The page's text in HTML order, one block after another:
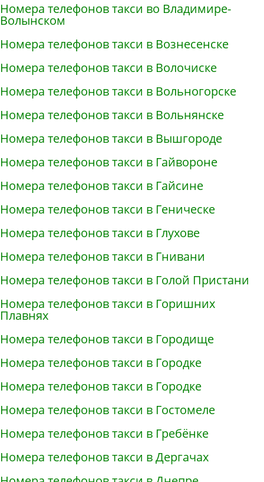
Номера телефонов такси во Владимире-
Волынском
Номера телефонов такси в Вознесенске
Номера телефонов такси в Волочиске
Номера телефонов такси в Вольногорске
Номера телефонов такси в Вольнянске
Номера телефонов такси в Вышгороде
Номера телефонов такси в Гайвороне
Номера телефонов такси в Гайсине
Номера телефонов такси в Геническе
Номера телефонов такси в Глухове
Номера телефонов такси в Гнивани
Номера телефонов такси в Голой Пристани
Номера телефонов такси в Горишних
Плавнях
Номера телефонов такси в Городище
Номера телефонов такси в Городке
Номера телефонов такси в Городке
Номера телефонов такси в Гостомеле
Номера телефонов такси в Гребёнке
Номера телефонов такси в Дергачах